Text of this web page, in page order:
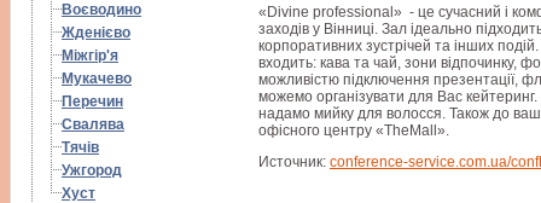
Воєводино
Жденієво
Міжгір'я
Мукачево
Перечин
Свалява
Тячів
Ужгород
Хуст
«Divine professional» - це сучасний і
заходів у Вінниці. Зал ідеально
корпоративних зустрічей та інших подій.
входить: кава та чай, зони відпочинку,
можливістю підключення презентації,
можемо організувати для Вас
надамо мийку для волосся. Також до
офісного центру «TheMall».
Источник: conference-service.com.ua/